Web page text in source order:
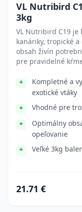
VL Nutribird
3kg
VL Nutribird C19
kanáriky, tropické
obsah živín
pre pravidelné
Kompletné a
exotické vtáky
Vhodné pre
Optimálny
opeľovanie
Veľké 3kg
21.71 €